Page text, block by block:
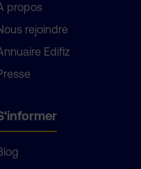
propos
rejoindre
Edifiz